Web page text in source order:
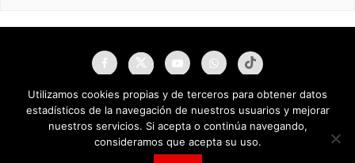
Utilizamos cookies propias y de terceros para obtener datos
estadísticos de la navegación de nuestros usuarios y mejorar
nuestros servicios. Si acepta o continúa navegando,
consideramos que acepta su uso.